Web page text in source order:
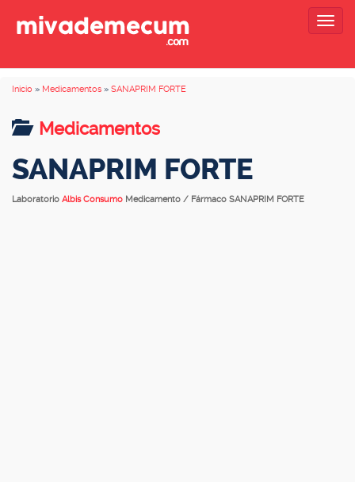
Inicio » Medicamentos » SANAPRIM FORTE
Medicamentos
SANAPRIM FORTE
Laboratorio Albis Consumo Medicamento / Fármaco SANAPRIM FORTE